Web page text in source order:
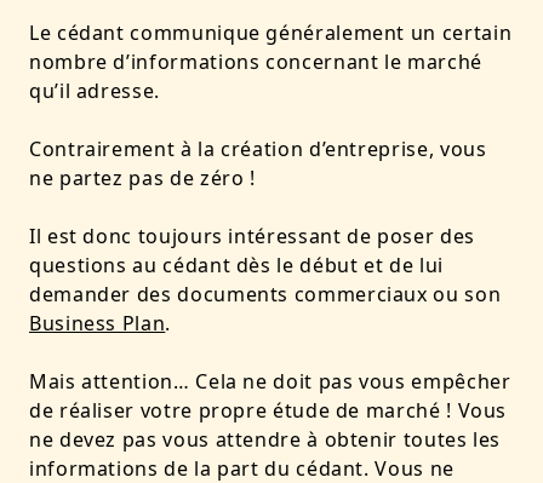
Le cédant communique généralement un certain
nombre d’informations concernant le marché
qu’il adresse.
Contrairement à la création d’entreprise, vous
ne partez pas de zéro !
Il est donc toujours intéressant de poser des
questions au cédant dès le début et de lui
demander des documents commerciaux ou son
Business Plan.
Mais attention… Cela ne doit pas vous empêcher
de réaliser votre propre étude de marché ! Vous
ne devez pas vous attendre à obtenir toutes les
informations de la part du cédant. Vous ne